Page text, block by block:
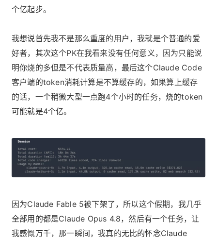
个亿起步。
我想说首先我不是那么重度的用户，我就是个普通的爱
好者，其次这个PK在我看来没有任何意义，因为只能说
明你烧的多但是不代表质量高，最后这个Claude Code
客户端的token消耗计算是不算缓存的，如果算上缓存
的话，一个稍微大型一点跑4个小时的任务，烧的token
可能就是4个亿。
因为Claude Fable 5被下架了，所以这个假期，我几乎
全部用的都是Claude Opus 4.8，然后有一个任务，让
我感慨万千，那一瞬间，我真的无比的怀念Claude